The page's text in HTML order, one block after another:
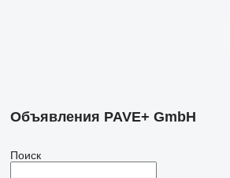
Объявления PAVE+ GmbH
Поиск